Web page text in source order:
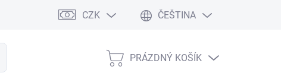
CZK ČEŠTINA
NÁKUPNÍ
PRÁZDNÝ KOŠÍK